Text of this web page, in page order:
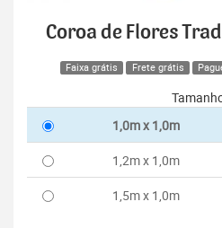
Coroa de Flores
Faixa grátis Frete grátis
1,0m x 1,0m
1,2m x 1,0m
1,5m x 1,0m